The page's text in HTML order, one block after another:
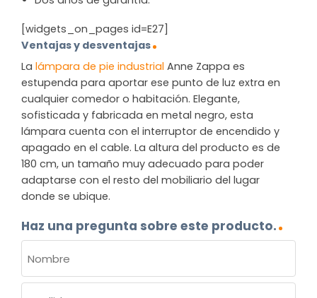
[widgets_on_pages id=E27]
Ventajas y desventajas
La lámpara de pie industrial Anne Zappa es
estupenda para aportar ese punto de luz extra en
cualquier comedor o habitación. Elegante,
sofisticada y fabricada en metal negro, esta
lámpara cuenta con el interruptor de encendido y
apagado en el cable. La altura del producto es de
180 cm, un tamaño muy adecuado para poder
adaptarse con el resto del mobiliario del lugar
donde se ubique.
Haz una pregunta sobre este producto.
(OBLIGATORIO)
Nombre